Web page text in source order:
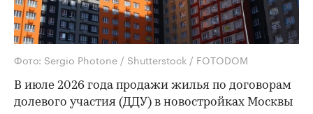
Фото: Sergio Photone / Shutterstock / FOTODOM
В июле 2026 года продажи жилья по договорам
долевого участия (ДДУ) в новостройках Москвы